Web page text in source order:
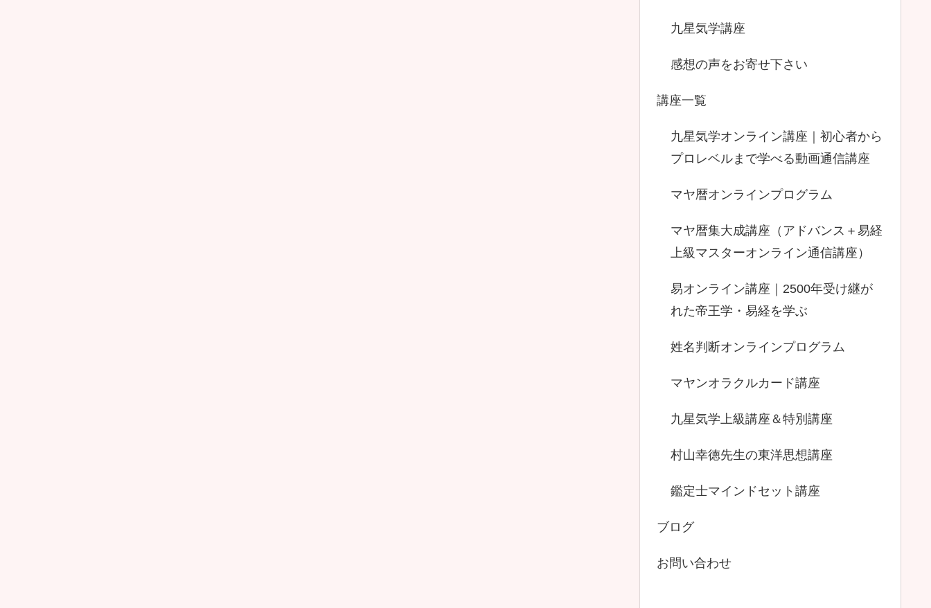
九星気学講座
感想の声をお寄せ下さい
講座一覧
九星気学オンライン講座｜初心者から
プロレベルまで学べる動画通信講座
マヤ暦オンラインプログラム
マヤ暦集大成講座（アドバンス＋易経
上級マスターオンライン通信講座）
易オンライン講座｜2500年受け継が
れた帝王学・易経を学ぶ
姓名判断オンラインプログラム
マヤンオラクルカード講座
九星気学上級講座＆特別講座
村山幸徳先生の東洋思想講座
鑑定士マインドセット講座
ブログ
お問い合わせ